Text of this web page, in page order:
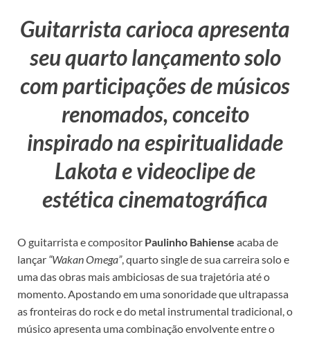
Guitarrista carioca apresenta
seu quarto lançamento solo
com participações de músicos
renomados, conceito
inspirado na espiritualidade
Lakota e videoclipe de
estética cinematográfica
O guitarrista e compositor Paulinho Bahiense acaba de
lançar “Wakan Omega”, quarto single de sua carreira solo e
uma das obras mais ambiciosas de sua trajetória até o
momento. Apostando em uma sonoridade que ultrapassa
as fronteiras do rock e do metal instrumental tradicional, o
músico apresenta uma combinação envolvente entre o